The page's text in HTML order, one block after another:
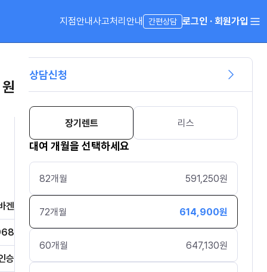
지점안내사고처리안내 간편상담 로그인 · 회원가입
겐
승
상담신청
장기렌트 리스
대여 개월을 선택하세요
82개월 591,250원
72개월 614,900원
60개월 647,130원